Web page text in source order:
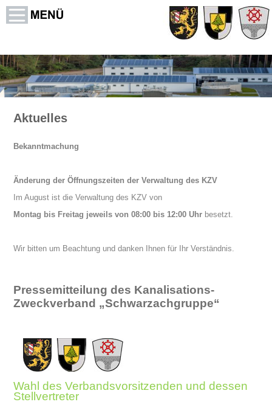
Aktuelles
Bekanntmachung
Änderung der Öffnungszeiten der Verwaltung des KZV
Im August ist die Verwaltung des KZV von
Montag bis Freitag jeweils von 08:00 bis 12:00 Uhr besetzt.
Wir bitten um Beachtung und danken Ihnen für Ihr Verständnis.
Pressemitteilung des Kanalisations-
Zweckverband „Schwarzachgruppe“
Wahl des Verbandsvorsitzenden und dessen
Stellvertreter